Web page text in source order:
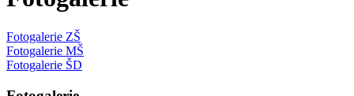
Fotogalerie ZŠ
Fotogalerie MŠ
Fotogalerie ŠD